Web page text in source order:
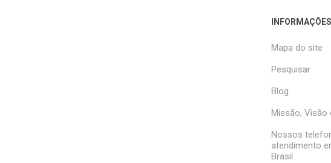
INFORMAÇÕES
Mapa do site
Pesquisar
Blog
Missão, Visão
Nossos
atendimento
Brasil